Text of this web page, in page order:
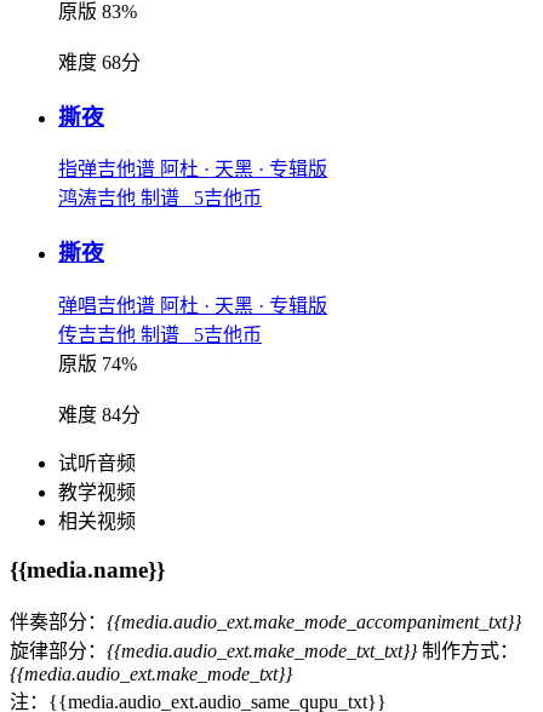
原版 83%
难度 68分
撕夜
指弹吉他谱 阿杜 · 天黑 · 专辑版
鸿涛吉他 制谱 5吉他币
撕夜
弹唱吉他谱 阿杜 · 天黑 · 专辑版
传吉吉他 制谱 5吉他币
原版 74%
难度 84分
试听音频
教学视频
相关视频
{{media.name}}
伴奏部分： {{media.audio_ext.make_mode_accompaniment_txt}}
旋律部分： {{media.audio_ext.make_mode_txt_txt}} 制作方式：
{{media.audio_ext.make_mode_txt}}
注：{{media.audio_ext.audio_same_qupu_txt}}